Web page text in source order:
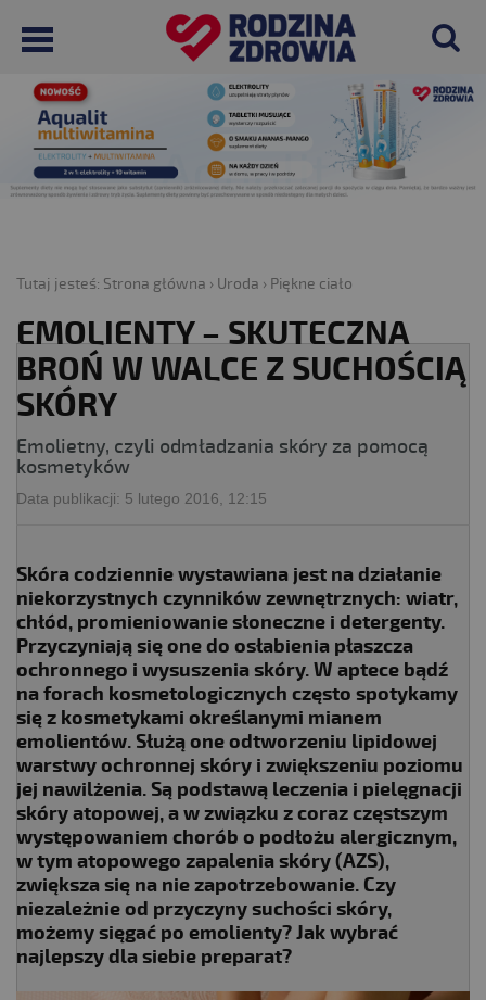
Tutaj jesteś: Strona główna › Uroda › Piękne ciało
EMOLIENTY – SKUTECZNA
BROŃ W WALCE Z SUCHOŚCIĄ
SKÓRY
Emolietny, czyli odmładzania skóry za pomocą
kosmetyków
Data publikacji: 5 lutego 2016, 12:15
Skóra codziennie wystawiana jest na działanie
niekorzystnych czynników zewnętrznych: wiatr,
chłód, promieniowanie słoneczne i detergenty.
Przyczyniają się one do osłabienia płaszcza
ochronnego i wysuszenia skóry. W aptece bądź
na forach kosmetologicznych często spotykamy
się z kosmetykami określanymi mianem
emolientów. Służą one odtworzeniu lipidowej
warstwy ochronnej skóry i zwiększeniu poziomu
jej nawilżenia. Są podstawą leczenia i pielęgnacji
skóry atopowej, a w związku z coraz częstszym
występowaniem chorób o podłożu alergicznym,
w tym atopowego zapalenia skóry (AZS),
zwiększa się na nie zapotrzebowanie. Czy
niezależnie od przyczyny suchości skóry,
możemy sięgać po emolienty? Jak wybrać
najlepszy dla siebie preparat?